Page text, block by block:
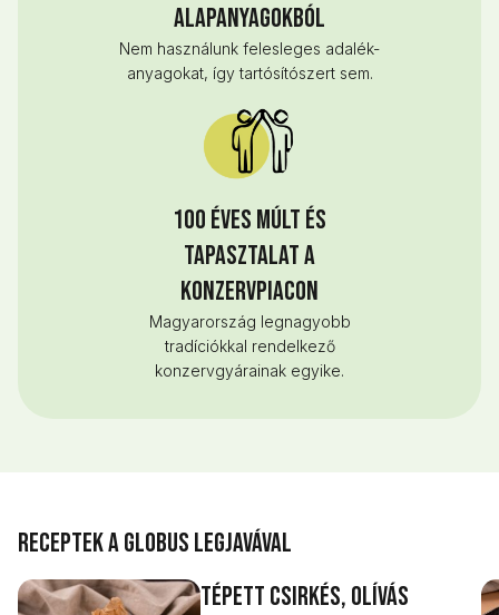
alapanyagokból
Nem használunk felesleges adalék-
anyagokat, így tartósítószert sem.
100 éves múlt és
tapasztalat a
konzervpiacon
Magyarország legnagyobb
tradíciókkal rendelkező
konzervgyárainak egyike.
Receptek a Globus legjavával
Tépett csirkés, olívás